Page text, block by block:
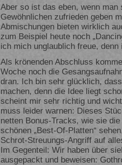
Aber so ist das eben, wenn
Gewöhnlichen zufrieden geben
Abmischungen bieten wirklich
zum Beispiel heute noch
ich mich unglaublich freue,
Als krönenden Abschluss
Woche noch die
dran. Ich bin sehr glücklich,
machen, denn die Idee liegt
scheint mir sehr richtig und
muss leider warnen: Dieses
netten Bonus-Tracks, wie sie
schönen „Best-Of-Platten“
Schrot-Streuungs-Angriff auf
Im Gegenteil: Wir haben über
ausgepackt und beweisen: